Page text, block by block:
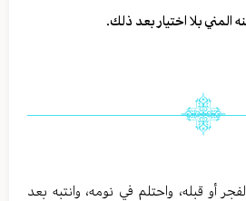
بلا اختيار بعد ذلك.
أو قبله، واحتلم في نومه، وانتبه بعد